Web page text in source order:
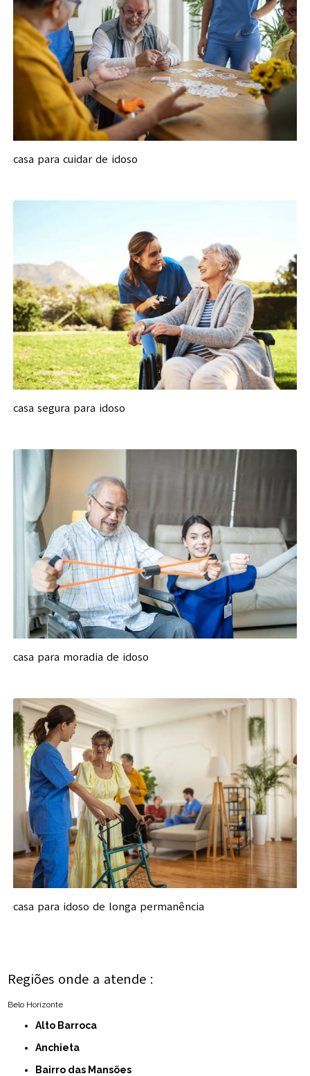
casa para cuidar de idoso
casa segura para idoso
casa para moradia de idoso
casa para idoso de longa permanência
Regiões onde a atende :
Belo Horizonte
Alto Barroca
Anchieta
Bairro das Mansões